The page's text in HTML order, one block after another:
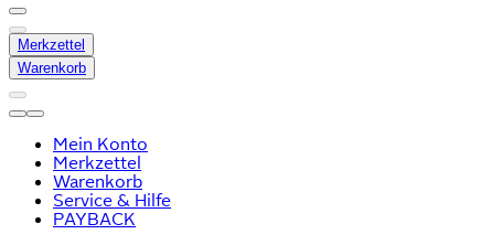
Merkzettel
Warenkorb
Mein Konto
Merkzettel
Warenkorb
Service & Hilfe
PAYBACK